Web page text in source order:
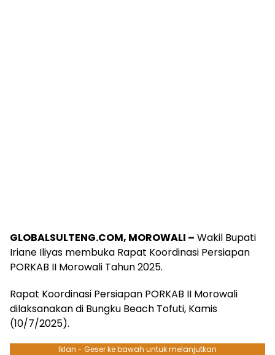
GLOBALSULTENG.COM, MOROWALI – Wakil Bupati
Iriane Iliyas membuka Rapat Koordinasi Persiapan
PORKAB II Morowali Tahun 2025.
Rapat Koordinasi Persiapan PORKAB II Morowali
dilaksanakan di Bungku Beach Tofuti, Kamis
(10/7/2025).
Iklan - Geser ke bawah untuk melanjutkan